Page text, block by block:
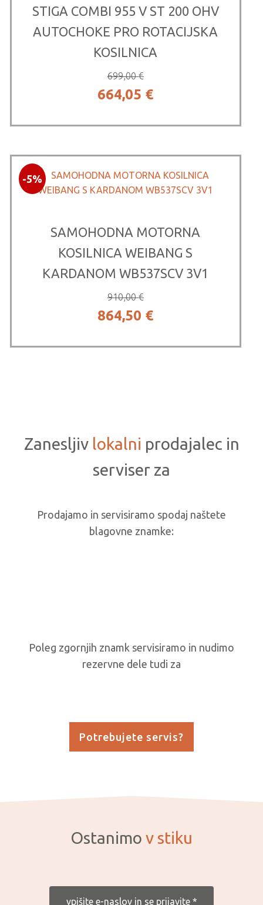
STIGA COMBI 955 V ST 200 OHV
AUTOCHOKE PRO ROTACIJSKA
KOSILNICA
699,00€
Izvirna
bila:
699,00 €.
664,05 €Trenutna
664,05 €.
-5%
SAMOHODNA MOTORNA
KOSILNICA WEIBANG S
KARDANOM WB537SCV 3V1
910,00€
Izvirna
864,50 €Trenutna
Zanesljiv lokalni prodajalec in
serviser za
Prodajamo in servisiramo spodaj naštete
blagovne znamke:
Poleg zgornjih znamk servisiramo in nudimo
rezervne dele tudi za
Potrebujete servis?
Ostanimo v stiku